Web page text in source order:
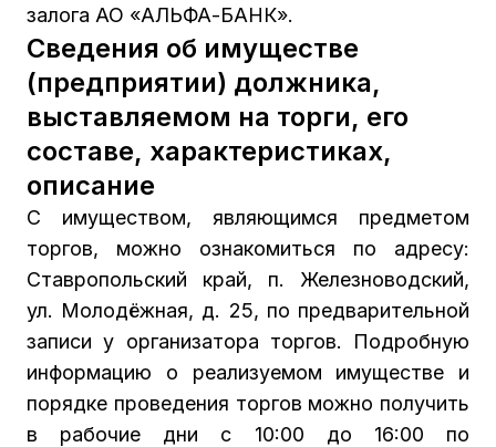
залога АО «АЛЬФА-БАНК».
Сведения об имуществе
(предприятии) должника,
выставляемом на торги, его
составе, характеристиках,
описание
С имуществом, являющимся предметом
торгов, можно ознакомиться по адресу:
Ставропольский край, п. Железноводский,
ул. Молодёжная, д. 25, по предварительной
записи у организатора торгов. Подробную
информацию о реализуемом имуществе и
порядке проведения торгов можно получить
в рабочие дни с 10:00 до 16:00 по